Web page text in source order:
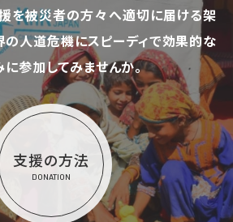
を被災者の方々へ適切に届ける架
の人道危機にスピーディで効果的な
参加してみませんか。
支援の方法
DONATION